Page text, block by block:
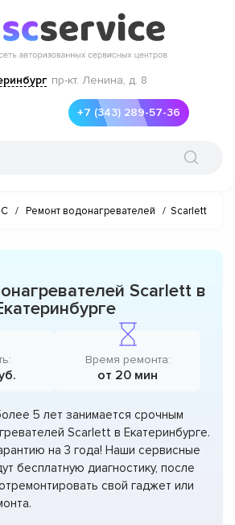
пр-кт. Ленина, д. 8
+7 (343) 289-57-36
/ Ремонт водонагревателей / Scarlett
Scarlett в
Время ремонта:
от 20 мин
5 лет занимается срочным
Scarlett в Екатеринбурге.
на 3 года! Наши сервисные
бесплатную диагностику, после
свой гаджет или